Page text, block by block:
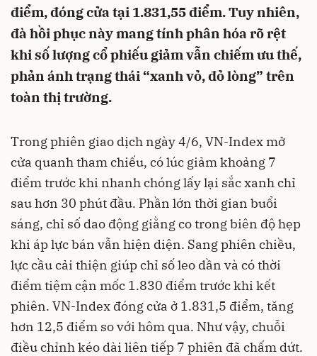
điểm, đóng cửa tại 1.831,55 điểm. Tuy nhiên,
đà hồi phục này mang tính phân hóa rõ rệt
khi số lượng cổ phiếu giảm vẫn chiếm ưu thế,
phản ánh trạng thái “xanh vỏ, đỏ lòng” trên
toàn thị trường.
Trong phiên giao dịch ngày 4/6, VN-Index mở
cửa quanh tham chiếu, có lúc giảm khoảng 7
điểm trước khi nhanh chóng lấy lại sắc xanh chỉ
sau hơn 30 phút đầu. Phần lớn thời gian buổi
sáng, chỉ số dao động giằng co trong biên độ hẹp
khi áp lực bán vẫn hiện diện. Sang phiên chiều,
lực cầu cải thiện giúp chỉ số leo dần và có thời
điểm tiệm cận mốc 1.830 điểm trước khi kết
phiên. VN-Index đóng cửa ở 1.831,5 điểm, tăng
hơn 12,5 điểm so với hôm qua. Như vậy, chuỗi
điều chỉnh kéo dài liên tiếp 7 phiên đã chấm dứt.